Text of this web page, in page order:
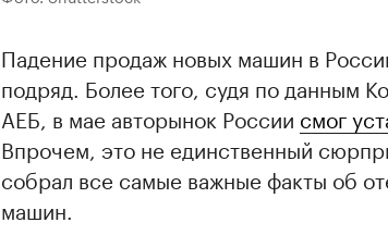
Падение продаж новых машин в
подряд. Более того, судя по данным
АЕБ, в мае авторынок России смог
Впрочем, это не единственный
собрал все самые важные факты об
машин.